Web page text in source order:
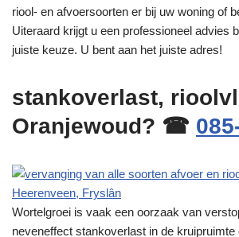
riool- en afvoersoorten er bij uw woning of
Uiteraard krijgt u een professioneel advies
juiste keuze. U bent aan het juiste adres!
stankoverlast,
Oranjewoud? ☎
Wortelgroei is vaak een oorzaak van
neveneffect stankoverlast in de kruipruimte